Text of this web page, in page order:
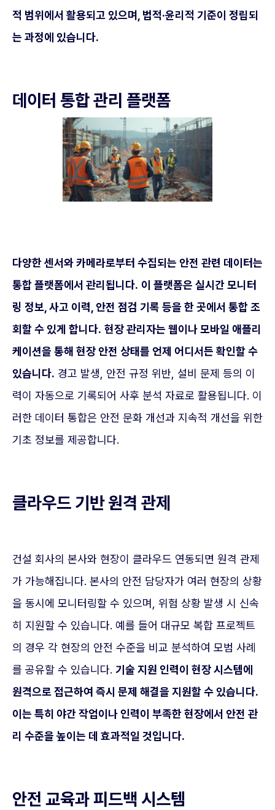
적 범위에서 활용되고 있으며, 법적·윤리적 기준이 정립되
는 과정에 있습니다.
데이터 통합 관리 플랫폼
다양한 센서와 카메라로부터 수집되는 안전 관련 데이터는
통합 플랫폼에서 관리됩니다. 이 플랫폼은 실시간 모니터
링 정보, 사고 이력, 안전 점검 기록 등을 한 곳에서 통합 조
회할 수 있게 합니다. 현장 관리자는 웹이나 모바일 애플리
케이션을 통해 현장 안전 상태를 언제 어디서든 확인할 수
있습니다. 경고 발생, 안전 규정 위반, 설비 문제 등의 이
력이 자동으로 기록되어 사후 분석 자료로 활용됩니다. 이
러한 데이터 통합은 안전 문화 개선과 지속적 개선을 위한
기초 정보를 제공합니다.
클라우드 기반 원격 관제
건설 회사의 본사와 현장이 클라우드 연동되면 원격 관제
가 가능해집니다. 본사의 안전 담당자가 여러 현장의 상황
을 동시에 모니터링할 수 있으며, 위험 상황 발생 시 신속
히 지원할 수 있습니다. 예를 들어 대규모 복합 프로젝트
의 경우 각 현장의 안전 수준을 비교 분석하여 모범 사례
를 공유할 수 있습니다. 기술 지원 인력이 현장 시스템에
원격으로 접근하여 즉시 문제 해결을 지원할 수 있습니다.
이는 특히 야간 작업이나 인력이 부족한 현장에서 안전 관
리 수준을 높이는 데 효과적일 것입니다.
안전 교육과 피드백 시스템